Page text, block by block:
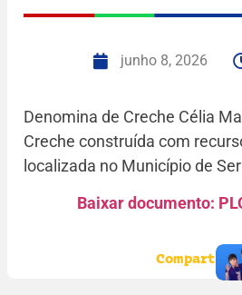
junho 8, 2026
Denomina de Creche Célia
Creche construída com
localizada no Município de
Baixar documento: